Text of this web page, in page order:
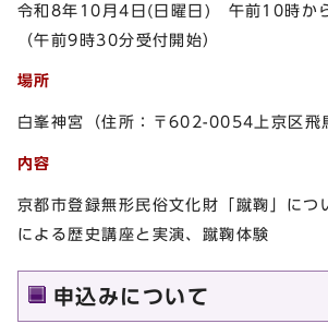
令和8年10月4日(日曜日) 午前10時か
（午前9時30分受付開始）
場所
白峯神宮（住所：〒602-0054上京区飛
内容
京都市登録無形民俗文化財「蹴鞠」につ
による歴史講座と実演、蹴鞠体験
申込みについて